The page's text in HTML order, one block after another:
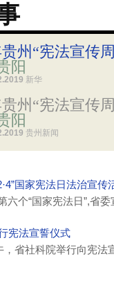
贵州“宪法宣传
阳
新华
贵州“宪法宣传
阳
贵州新闻
国家宪法日法治宣传
六个“国家宪法日”,省委
宪法宣誓仪式
，省社科院举行向宪法